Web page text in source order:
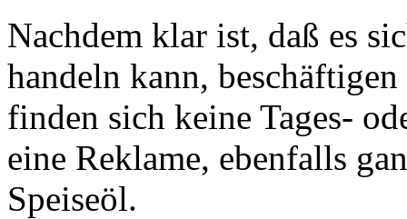
Nachdem klar ist, daß es
handeln kann,
finden sich keine Tages-
eine Reklame, ebenfalls
Speiseöl.